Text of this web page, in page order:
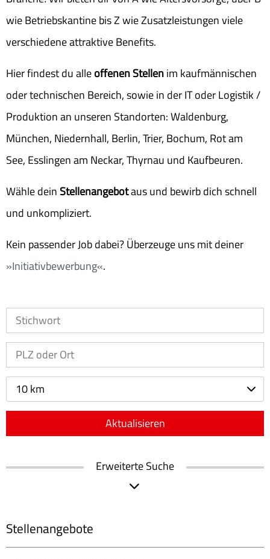
wie Betriebskantine bis Z wie Zusatzleistungen viele
verschiedene attraktive Benefits.
Hier findest du alleoffenen Stellenim kaufmännischen
oder technischen Bereich, sowie in der IT oder Logistik /
Produktion an unseren Standorten: Waldenburg,
München, Niedernhall, Berlin, Trier, Bochum, Rot am
See, Esslingen am Neckar, Thyrnau und Kaufbeuren.
Wähle deinStellenangebotaus und bewirb dich schnell
und unkompliziert.
Kein passender Job dabei? Überzeuge uns mit deiner
Initiativbewerbung .
10 km
Aktualisieren
Erweiterte Suche
Stellenangebote